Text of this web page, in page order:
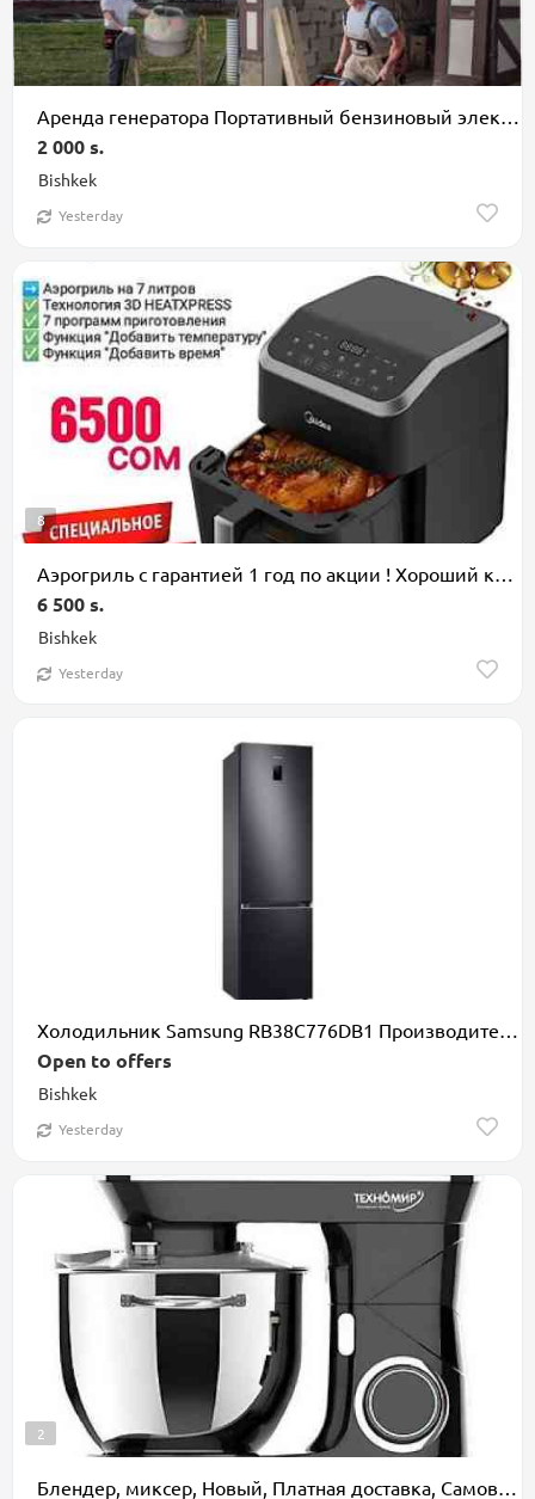
Аренда генератора Портативный бензиновый электрогенератор на колёсной
Bishkek
2 000 s.
Yesterday
8
Bishkek
6 500 s.
Yesterday
Холодильник Samsung RB38C776DB1 Производительность Общий объём - 400
Bishkek
Open to offers
Yesterday
2